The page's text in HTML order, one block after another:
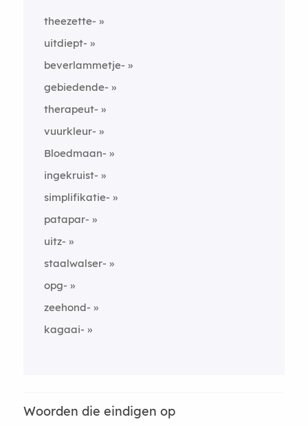
theezette-
uitdiept-
beverlammetje-
gebiedende-
therapeut-
vuurkleur-
Bloedmaan-
ingekruist-
simplifikatie-
patapar-
uitz-
staalwalser-
opg-
zeehond-
kagaai-
Woorden die eindigen op